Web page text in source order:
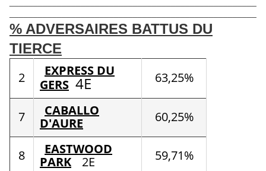
% ADVERSAIRES BATTUS DU
TIERCE
2
EXPRESS DU
GERS 4E 63,25%
7
CABALLO
D'AURE
60,25%
8
EASTWOOD
PARK
2E 59,71%